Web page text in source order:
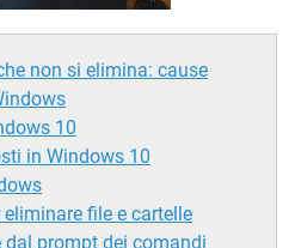
non si elimina: cause
10
in Windows 10
file e cartelle
dal prompt dei comandi